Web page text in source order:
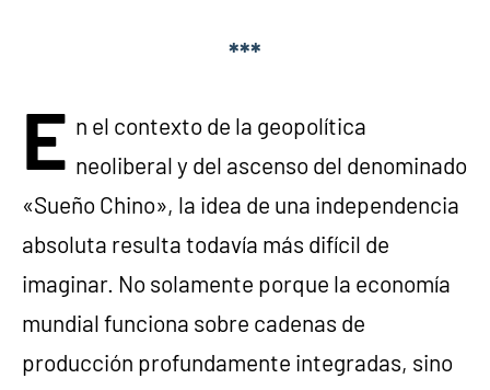
***
E n el contexto de la geopolítica
neoliberal y del ascenso del denominado
«Sueño Chino», la idea de una independencia
absoluta resulta todavía más difícil de
imaginar. No solamente porque la economía
mundial funciona sobre cadenas de
producción profundamente integradas, sino